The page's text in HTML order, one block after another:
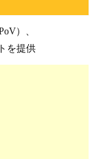
）、
を提供